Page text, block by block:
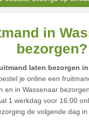
in
bezorgen?
laten bezorgen in
je online een
en in Wassenaar
1 werkdag voor 16:00
de volgende dag in